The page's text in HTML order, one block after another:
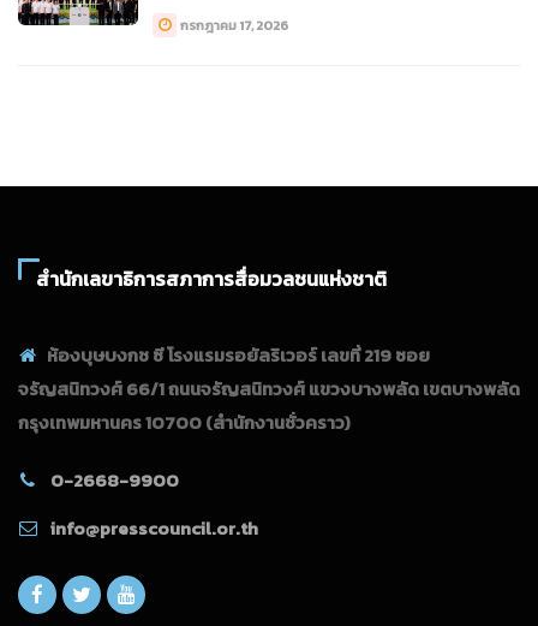
กรกฎาคม 17, 2026
สำนักเลขาธิการสภาการสื่อมวลชนแห่งชาติ
ห้องบุษบงกช ซี โรงแรมรอยัลริเวอร์ เลขที่ 219 ซอย
จรัญสนิทวงศ์ 66/1 ถนนจรัญสนิทวงศ์ แขวงบางพลัด เขตบางพลัด
กรุงเทพมหานคร 10700(สำนักงานชั่วคราว)
0-2668-9900
info@presscouncil.or.th